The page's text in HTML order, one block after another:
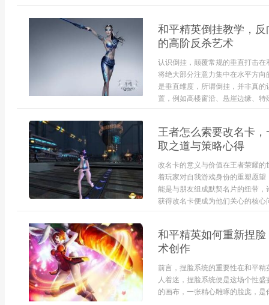
和平精英倒挂教学，
的高阶反杀艺术
认识倒挂，颠覆常规的垂直打击
将绝大部分注意力集中在水平方
是垂直维度，所谓倒挂，并非真
置，例如高楼窗沿、悬崖边缘、特
王者怎么索要改名卡
取之道与策略心得
改名卡的意义与价值在王者荣耀
着玩家对自我游戏身份的重塑愿
能是与朋友组成默契名片的纽带
获得改名卡便成为他们关心的核
和平精英如何重新捏
术创作
前言，捏脸系统的重要性在和平
人着迷，捏脸系统便是这场个性
的画布，一张精心雕琢的脸庞，